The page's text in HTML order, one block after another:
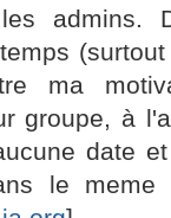
admins.
ma
groupe, à
date
le